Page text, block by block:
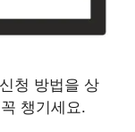
청 방법을 상
챙기세요.